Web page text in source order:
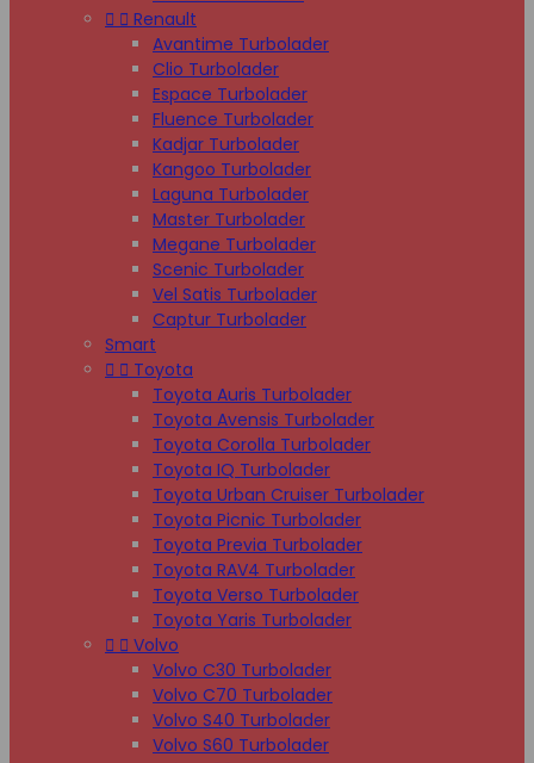
  Renault
Avantime Turbolader
Clio Turbolader
Espace Turbolader
Fluence Turbolader
Kadjar Turbolader
Kangoo Turbolader
Laguna Turbolader
Master Turbolader
Megane Turbolader
Scenic Turbolader
Vel Satis Turbolader
Captur Turbolader
Smart
  Toyota
Toyota Auris Turbolader
Toyota Avensis Turbolader
Toyota Corolla Turbolader
Toyota IQ Turbolader
Toyota Urban Cruiser Turbolader
Toyota Picnic Turbolader
Toyota Previa Turbolader
Toyota RAV4 Turbolader
Toyota Verso Turbolader
Toyota Yaris Turbolader
  Volvo
Volvo C30 Turbolader
Volvo C70 Turbolader
Volvo S40 Turbolader
Volvo S60 Turbolader